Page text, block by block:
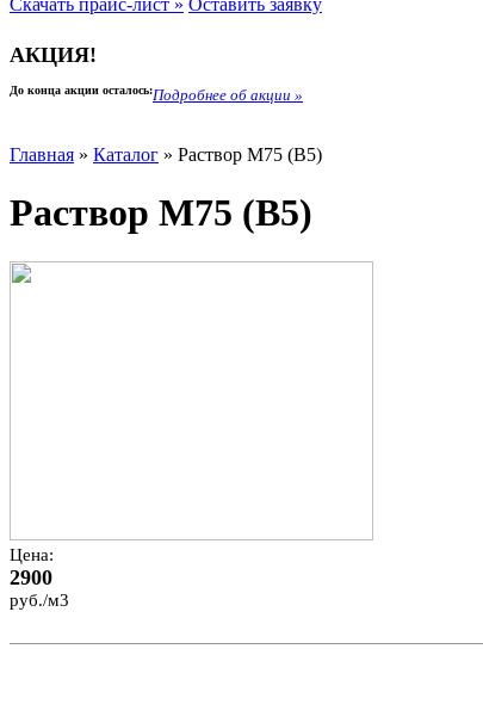
Скачать прайс-лист » Оставить заявку
АКЦИЯ!
Подробнее об акции »
До конца акции осталось:
Главная » Каталог » Раствор М75 (В5)
Раствор М75 (В5)
Цена:
2900
руб./м3